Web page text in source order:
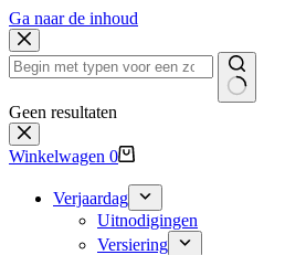
Ga naar de inhoud
Geen resultaten
Winkelwagen 0
Verjaardag
Uitnodigingen
Versiering